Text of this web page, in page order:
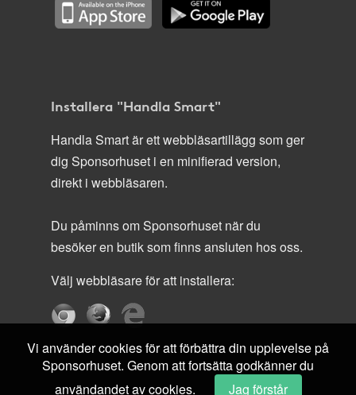
Installera "Handla Smart"
Handla Smart är ett webbläsartillägg som ger
dig Sponsorhuset i en minifierad version,
direkt i webbläsaren.
Du påminns om Sponsorhuset när du
besöker en butik som finns ansluten hos oss.
Välj webbläsare för att installera:
Vi använder cookies för att förbättra din upplevelse på
Sponsorhuset. Genom att fortsätta godkänner du
användandet av cookies.
Jag förstår